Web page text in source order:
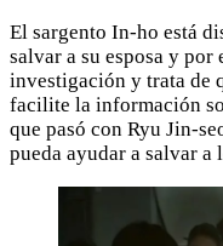
El sargento In-ho está
salvar a su esposa y
investigación y trata de
facilite la información
que pasó con Ryu Jin-
pueda ayudar a salvar a